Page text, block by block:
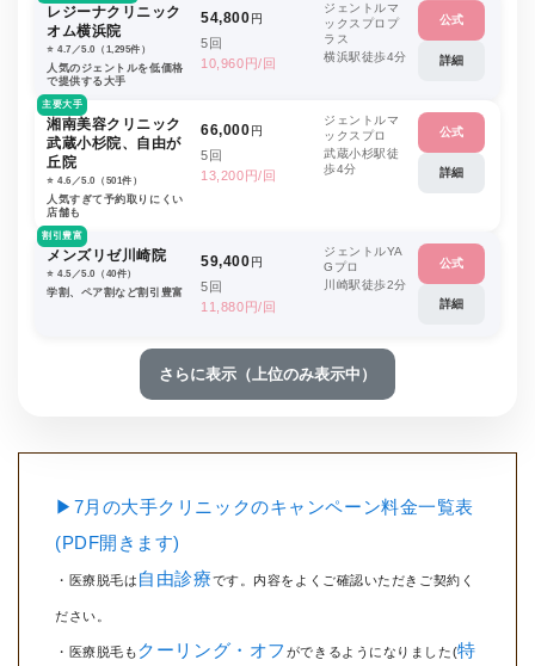
レジーナクリニック
オム横浜院
⭐️ 4.7／5.0（1,295件）
人気のジェントルを低価格
で提供する大手
54,800円
5回
10,960円/回
ジェントルマ
ックスプロプ
ラス
横浜駅徒歩4分
公式
詳細
主要大手
湘南美容クリニック
武蔵小杉院、自由が
丘院
⭐️ 4.6／5.0（501件）
人気すぎて予約取りにくい
店舗も
66,000円
5回
13,200円/回
ジェントルマ
ックスプロ
武蔵小杉駅徒
歩4分
公式
詳細
割引豊富
メンズリゼ川崎院
⭐️ 4.5／5.0（40件）
学割、ペア割など割引豊富
59,400円
5回
11,880円/回
ジェントルYA
Gプロ
川崎駅徒歩2分
公式
詳細
さらに表示（上位のみ表示中）
▶7月の大手クリニックのキャンペーン料金一覧表
(PDF開きます)
・医療脱毛は 自由診療です。内容をよくご確認いただきご契約く
ださい。
・医療脱毛も クーリング・オフ ができるようになりました(特